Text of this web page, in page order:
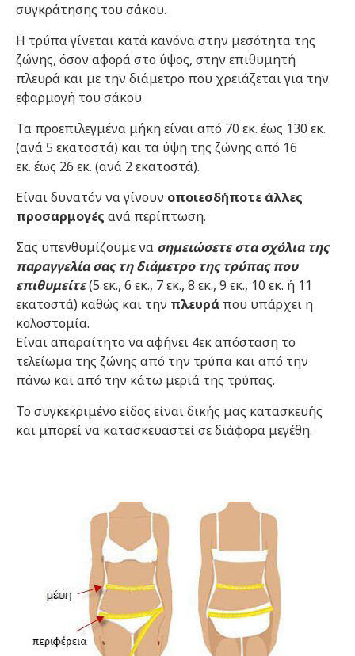
συγκράτησης του σάκου.
Η τρύπα γίνεται κατά κανόνα στην μεσότητα της
ζώνης, όσον αφορά στο ύψος, στην επιθυμητή
πλευρά και με την διάμετρο που χρειάζεται για την
εφαρμογή του σάκου.
Τα προεπιλεγμένα μήκη είναι από 70 εκ. έως 130 εκ.
(ανά 5 εκατοστά) και τα ύψη της ζώνης από 16
εκ. έως 26 εκ. (ανά 2 εκατοστά).
Είναι δυνατόν να γίνουν οποιεσδήποτε άλλες
προσαρμογές ανά περίπτωση.
Σας υπενθυμίζουμε να σημειώσετε στα σχόλια της
παραγγελία σας τη διάμετρο της τρύπας που
επιθυμείτε(5 εκ., 6 εκ., 7 εκ., 8 εκ., 9 εκ., 10 εκ. ή 11
εκατοστά) καθώς και την πλευρά που υπάρχει η
κολοστομία.
Είναι απαραίτητο να αφήνει 4εκ απόσταση το
τελείωμα της ζώνης από την τρύπα και από την
πάνω και από την κάτω μεριά της τρύπας.
Το συγκεκριμένο είδος είναι δικής μας κατασκευής
και μπορεί να κατασκευαστεί σε διάφορα μεγέθη.